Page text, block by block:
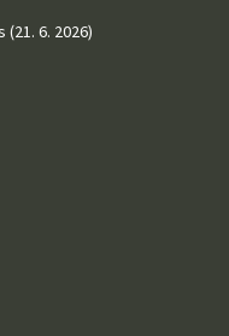
6. 2026)